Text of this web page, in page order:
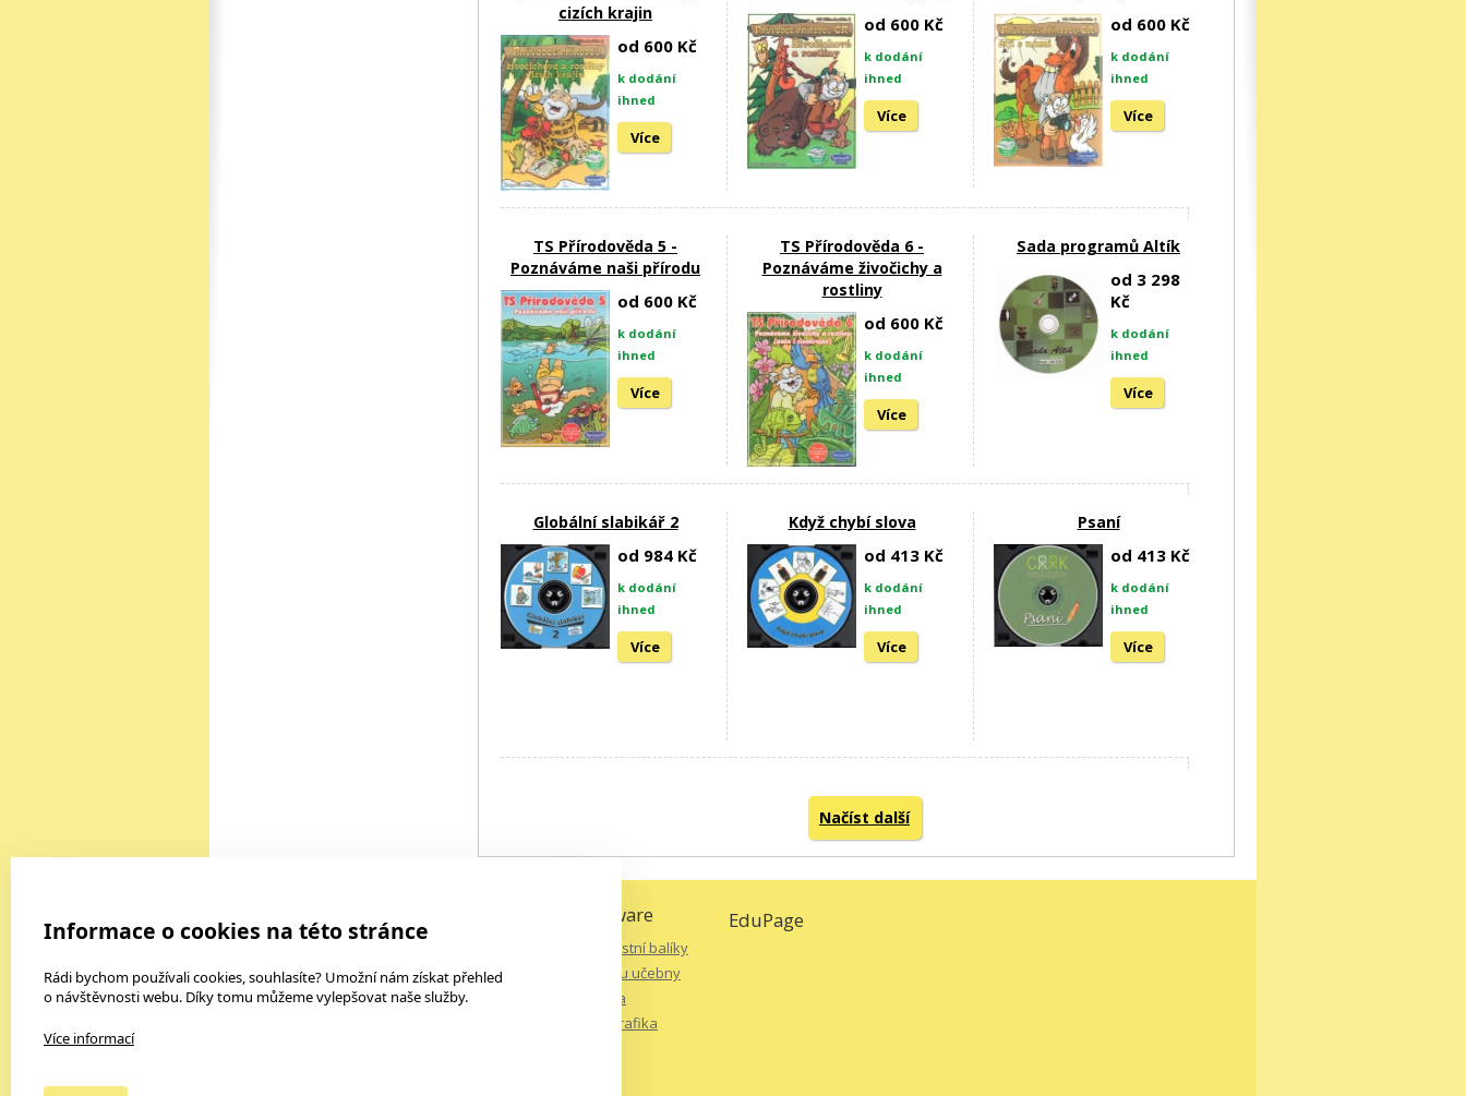
Informace o cookies na této stránce
Rádi bychom používali cookies, souhlasíte? Umožní nám získat přehled
o návštěvnosti webu. Díky tomu můžeme vylepšovat naše služby.
Více informací
cizích krajin
od 600 Kč
k dodání
ihned
Více
od 600 Kč
k dodání
ihned
Více
od 600 Kč
k dodání
ihned
Více
TS Přírodověda 5 -
Poznáváme naši přírodu
od 600 Kč
k dodání
ihned
Více
TS Přírodověda 6 -
Poznáváme živočichy a
rostliny
od 600 Kč
k dodání
ihned
Více
Sada programů Altík
od 3 298
Kč
k dodání
ihned
Více
Globální slabikář 2
od 984 Kč
k dodání
ihned
Více
Když chybí slova
od 413 Kč
k dodání
ihned
Více
Psaní
od 413 Kč
k dodání
ihned
Více
Načíst další
Antiviry a bezpečnostní balíky
Český jazyk a literatura
Kancelářský software
Antiviry a bezpečnostní balíky
Software pro správu učebny
Střih a editace videa
Úprava fotografií, grafika
EduPage